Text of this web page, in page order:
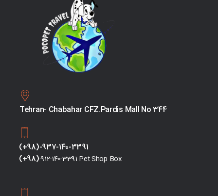
Tehran- Chabahar CFZ.Pardis Mall No 344
(+98)-937-140-3391
(+98)-912-140-3391 Pet Shop Box